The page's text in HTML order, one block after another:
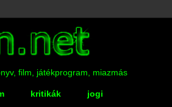
film, játékprogram, miazmás
kritikák jogi